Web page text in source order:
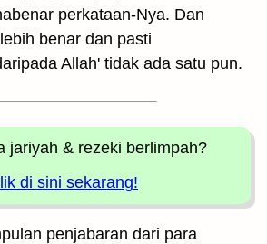
perkataan-Nya. Dan
benar dan pasti
Allah' tidak ada satu pun.
jariyah & rezeki berlimpah?
di sini sekarang!
penjabaran dari para